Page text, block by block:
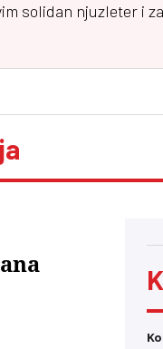
solidan njuzleter i